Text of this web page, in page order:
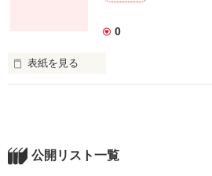
0
表紙を見る
今、こうしてそばにいられるんだから。
公開リスト一覧